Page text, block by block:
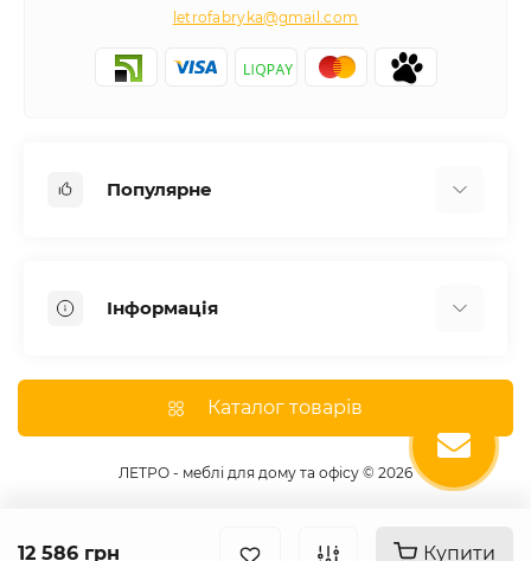
12 586 грн Купити
letrofabryka@gmail.com
Популярне
Комоди для спальні
Меблі в дитячу
Інформація
Оплата
Каталог товарів
ЛЕТРО - меблі для дому та офісу © 2026